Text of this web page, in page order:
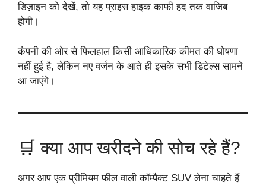
डिज़ाइन को देखें, तो यह प्राइस हाइक काफी हद तक वाजिब
होगी।
कंपनी की ओर से फिलहाल किसी आधिकारिक कीमत की घोषणा
नहीं हुई है, लेकिन नए वर्जन के आते ही इसके सभी डिटेल्स सामने
आ जाएंगे।
🛒 क्या आप खरीदने की सोच रहे हैं?
अगर आप एक प्रीमियम फील वाली कॉम्पैक्ट SUV लेना चाहते हैं